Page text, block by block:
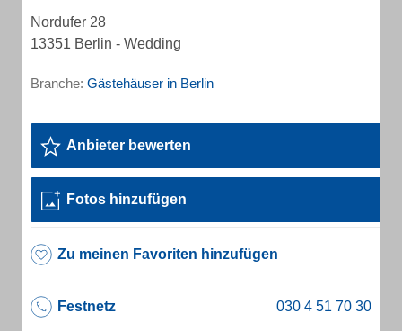
Nordufer 28
13351 Berlin - Wedding
Branche: Gästehäuser in Berlin
Anbieter bewerten
Fotos hinzufügen
Zu meinen Favoriten hinzufügen
Festnetz